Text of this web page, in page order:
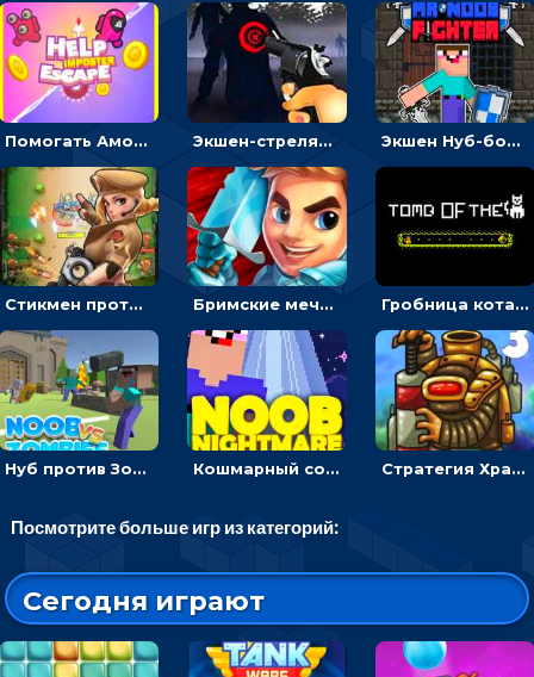
Помогать Амонг Ас бежать из комнаты через преграды - приключения Экшен-стрелялка по зомби: целиться и попадать в бегущих монстров Экшен Нуб-боец: прыгать через препятствия или бить врагов мечом
Стикмен против Зомби: стрелять в зомби и развивать воина Бримские мечи: бежать через преграды, бить врагов и собирать монеты Гробница кота: искать выход в лабиринте, собирая золото
Нуб против Зомби: направлять линию на врага и бить молотом Кошмарный сон Нуба: балансируй, чтобы выжить Стратегия Хранители рощи: расставлять монстров, чтобы охранять камни от врагов
Посмотрите больше игр из категорий:
Сегодня играют